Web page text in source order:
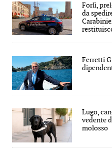
Forlì,
da
Ferretti
Lugo,
vedente
molosso